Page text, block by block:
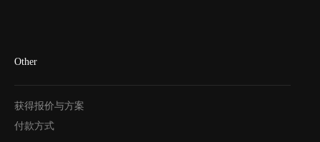
Other
获得报价与方案
付款方式